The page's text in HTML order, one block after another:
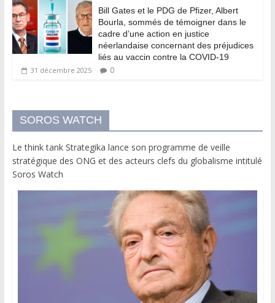
Bill Gates et le PDG de Pfizer, Albert
Bourla, sommés de témoigner dans le
cadre d’une action en justice
néerlandaise concernant des préjudices
liés au vaccin contre la COVID-19
31 décembre 2025 0
SOROS WATCH
Le think tank Strategika lance son programme de veille
stratégique des ONG et des acteurs clefs du globalisme intitulé
Soros Watch